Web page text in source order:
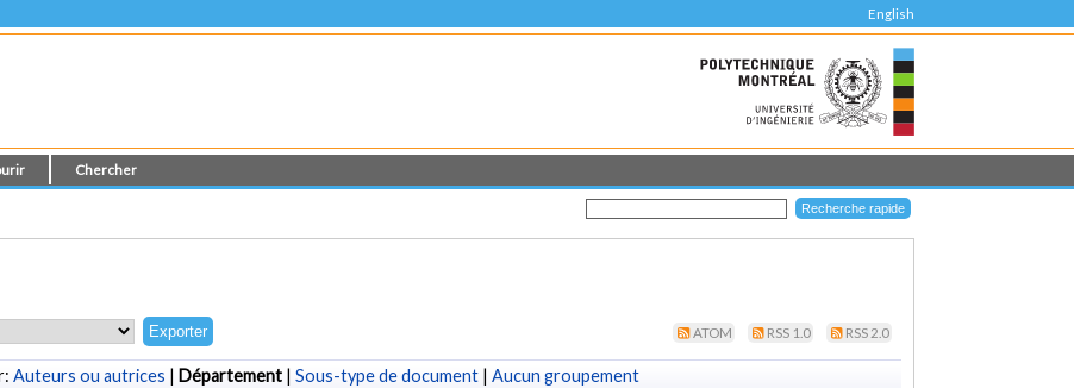
English
Chercher
ATOM RSS 1.0 RSS 2.0
Auteurs ou autrices | Département| Sous-type de document| Aucun groupement